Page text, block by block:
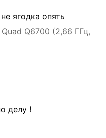
ягодка опять
Q6700 (2,66 ГГц,
делу !